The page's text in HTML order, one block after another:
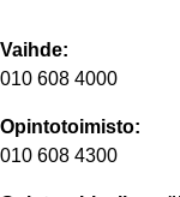
Vaihde:
010 608 4000
Opintotoimisto:
010 608 4300